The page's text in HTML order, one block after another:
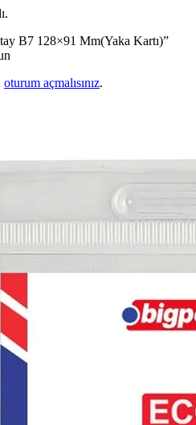
B7 128×91 Mm(Yaka Kartı)”
oturum açmalısınız.